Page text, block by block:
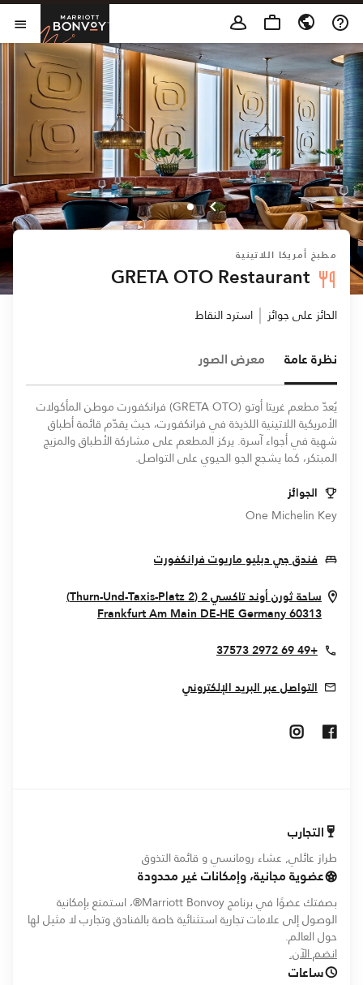
Skip to Content
مطبخ أمريكا اللاتينية
GRETA OTO Restaurant
الحائز على جوائز استرد النقاط
نظرة عامة معرض الصور
يُعدّ مطعم غريتا أوتو (GRETA OTO) فرانكفورت موطن المأكولات
الأمريكية اللاتينية اللذيذة في فرانكفورت، حيث يقدّم قائمة أطباق
شهية في أجواء آسرة. يركز المطعم على مشاركة الأطباق والمزيج
المبتكر، كما يشجع الجو الحيوي على التواصل.
الجوائز
One Michelin Key
فندق جي دبليو ماريوت فرانكفورتOpens In New Window
ساحة ثورن أوند تاكسي 2 (Thurn-Und-Taxis-Platz 2)
Frankfurt Am MainDE-HEGermany60313
New Window
+49 69 2972 37573
التواصل عبر البريد الإلكتروني
Opens In New Window
التجارب
طراز عائلي, عشاء رومانسي و قائمة التذوق
عضوية مجانية، وإمكانات غير محدودة
بصفتك عضوًا في برنامج Marriott Bonvoy®، استمتع بإمكانية
الوصول إلى علامات تجارية استثنائية خاصة بالفنادق وتجارب لا مثيل لها
حول العالم.
انضم الآن.
ساعات